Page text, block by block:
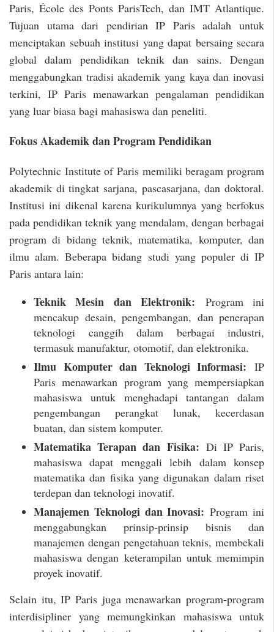
Paris, École des Ponts ParisTech, dan IMT Atlantique.
Tujuan utama dari pendirian IP Paris adalah untuk
menciptakan sebuah institusi yang dapat bersaing secara
global dalam pendidikan teknik dan sains. Dengan
menggabungkan tradisi akademik yang kaya dan inovasi
terkini, IP Paris menawarkan pengalaman pendidikan
yang luar biasa bagi mahasiswa dan peneliti.
Fokus Akademik dan Program Pendidikan
Polytechnic Institute of Paris memiliki beragam program
akademik di tingkat sarjana, pascasarjana, dan doktoral.
Institusi ini dikenal karena kurikulumnya yang berfokus
pada pendidikan teknik yang mendalam, dengan berbagai
program di bidang teknik, matematika, komputer, dan
ilmu alam. Beberapa bidang studi yang populer di IP
Paris antara lain:
Teknik Mesin dan Elektronik: Program ini
mencakup desain, pengembangan, dan penerapan
teknologi canggih dalam berbagai industri,
termasuk manufaktur, otomotif, dan elektronika.
Ilmu Komputer dan Teknologi Informasi: IP
Paris menawarkan program yang mempersiapkan
mahasiswa untuk menghadapi tantangan dalam
pengembangan perangkat lunak, kecerdasan
buatan, dan sistem komputer.
Matematika Terapan dan Fisika: Di IP Paris,
mahasiswa dapat menggali lebih dalam konsep
matematika dan fisika yang digunakan dalam riset
terdepan dan teknologi inovatif.
Manajemen Teknologi dan Inovasi: Program ini
menggabungkan prinsip-prinsip bisnis dan
manajemen dengan pengetahuan teknis, membekali
mahasiswa dengan keterampilan untuk memimpin
proyek inovatif.
Selain itu, IP Paris juga menawarkan program-program
interdisipliner yang memungkinkan mahasiswa untuk